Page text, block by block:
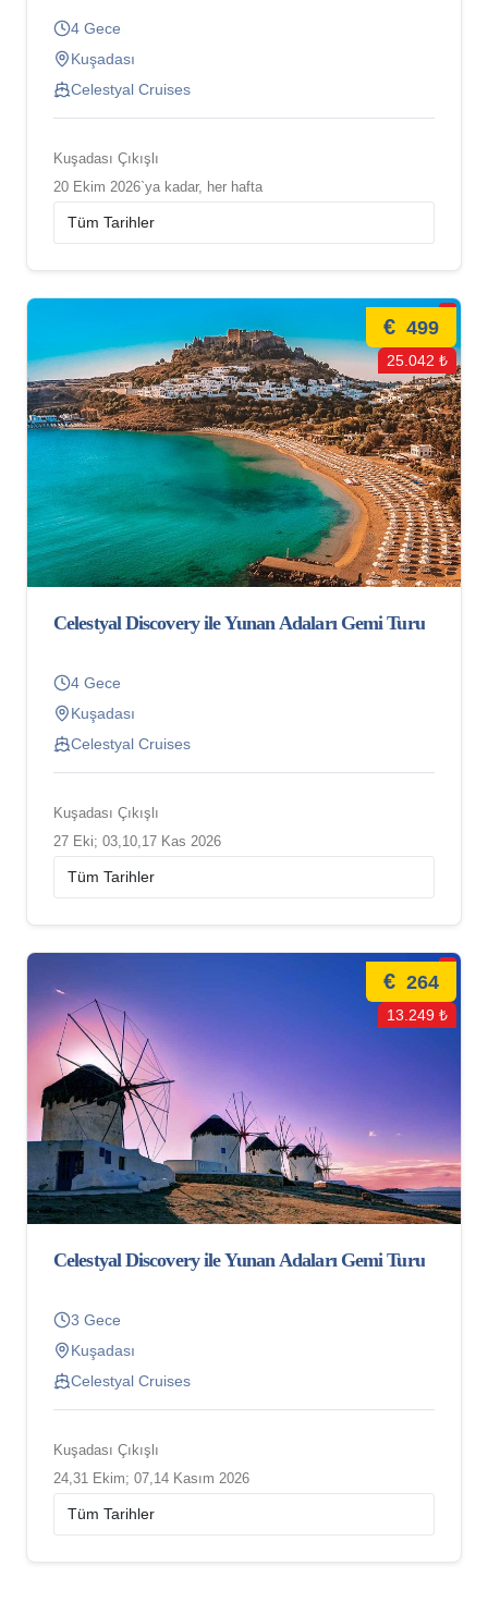
4 Gece
Kuşadası
Celestyal Cruises
Kuşadası Çıkışlı
20 Ekim 2026`ya kadar, her hafta
€ 499
25.042 ₺
Celestyal Discovery ile Yunan Adaları Gemi Turu
4 Gece
Kuşadası
Celestyal Cruises
Kuşadası Çıkışlı
27 Eki; 03,10,17 Kas 2026
€ 264
13.249 ₺
Celestyal Discovery ile Yunan Adaları Gemi Turu
3 Gece
Kuşadası
Celestyal Cruises
Kuşadası Çıkışlı
24,31 Ekim; 07,14 Kasım 2026